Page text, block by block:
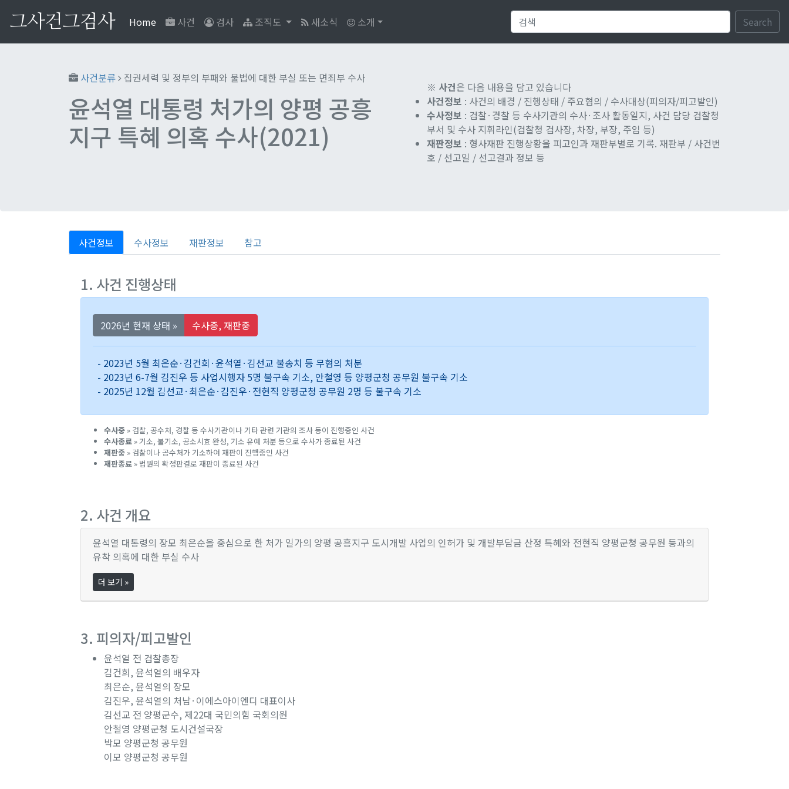
그사건그검사 Home(current)
사건 검사 조직도 새소식 소개 Search
사건분류 집권세력 및 정부의 부패와 불법에 대한 부실 또는 면죄부 수사
윤석열 대통령 처가의 양평 공흥
지구 특혜 의혹 수사(2021)
※ 사건은 다음 내용을 담고 있습니다
사건정보 : 사건의 배경 / 진행상태 / 주요혐의 / 수사대상(피의자/피고발인)
수사정보 : 검찰·경찰 등 수사기관의 수사·조사 활동일지, 사건 담당 검찰청
부서 및 수사 지휘라인(검찰청 검사장, 차장, 부장, 주임 등)
재판정보 : 형사재판 진행상황을 피고인과 재판부별로 기록. 재판부 / 사건번
호 / 선고일 / 선고결과 정보 등
사건정보 수사정보 재판정보 참고
1. 사건 진행상태
2026년 현재 상태 » 수사중, 재판중
- 2023년 5월 최은순·김건희·윤석열·김선교 불송치 등 무혐의 처분
- 2023년 6-7월 김진우 등 사업시행자 5명 불구속 기소, 안철영 등 양평군청 공무원 불구속 기소
- 2025년 12월 김선교·최은순·김진우·전현직 양평군청 공무원 2명 등 불구속 기소
수사중» 검찰, 공수처, 경찰 등 수사기관이나 기타 관련 기관의 조사 등이 진행중인 사건
수사종료» 기소, 불기소, 공소시효 완성, 기소 유예 처분 등으로 수사가 종료된 사건
재판중» 검찰이나 공수처가 기소하여 재판이 진행중인 사건
재판종료» 법원의 확정판결로 재판이 종료된 사건
2. 사건 개요
윤석열 대통령의 장모 최은순을 중심으로 한 처가 일가의 양평 공흥지구 도시개발 사업의 인허가 및 개발부담금 산정 특혜와 전현직 양평군청 공무원 등과의
유착 의혹에 대한 부실 수사
더 보기 »
3. 피의자/피고발인
윤석열 전 검찰총장
김건희, 윤석열의 배우자
최은순, 윤석열의 장모
김진우, 윤석열의 처남·이에스아이엔디 대표이사
김선교 전 양평군수, 제22대 국민의힘 국회의원
안철영 양평군청 도시건설국장
박모 양평군청 공무원
이모 양평군청 공무원